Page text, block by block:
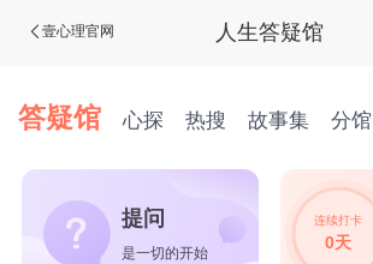
壹心理官网 人生答疑馆
答疑馆 心探 热搜 故事集 分馆
提问
是一切的开始
连续打卡
0天